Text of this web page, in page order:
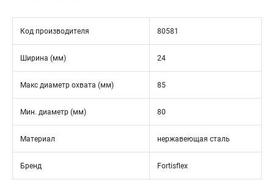
Код производителя 80581
Ширина (мм) 24
Макс диаметр охвата (мм) 85
Мин. диаметр (мм) 80
Материал нержавеющая сталь
Бренд Fortisflex